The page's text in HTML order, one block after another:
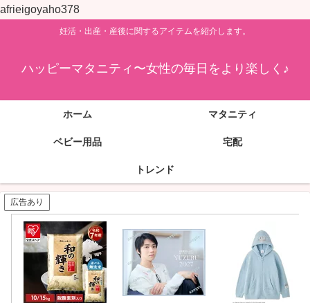
afrieigoyaho378
妊活・出産・産後に関するアイテムを紹介します。
ハッピーマタニティ〜女性の毎日をより楽しく♪
ホーム マタニティ
ベビー用品 宅配
トレンド
広告あり